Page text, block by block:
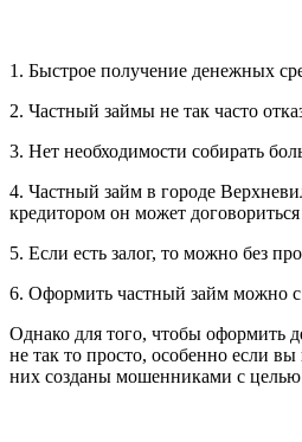
1. Быстрое получение денежных
2. Частный займы не так часто
3. Нет необходимости собирать
4. Частный займ в городе
кредитором он может
5. Если есть залог, то можно без
6. Оформить частный займ можно
Однако для того, чтобы оформить
не так то просто, особенно если
них созданы мошенниками с